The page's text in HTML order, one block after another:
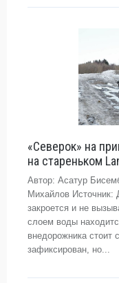
«Северок» на
на стареньком
Автор: Асатур
Михайлов Источник:
закроется и не
слоем воды
внедорожника стоит
зафиксирован, но...